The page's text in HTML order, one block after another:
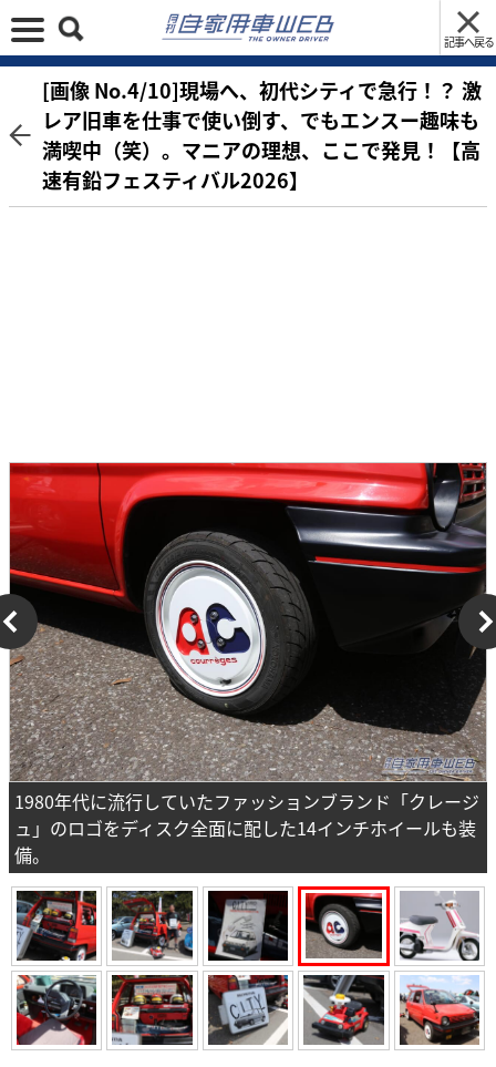
記事へ戻る
[画像 No.4/10]現場へ、初代シティで急行！？ 激
レア旧車を仕事で使い倒す、でもエンスー趣味も
満喫中（笑）。マニアの理想、ここで発見！【高
速有鉛フェスティバル2026】
1980年代に流行していたファッションブランド「クレージ
ュ」のロゴをディスク全面に配した14インチホイールも装
備。